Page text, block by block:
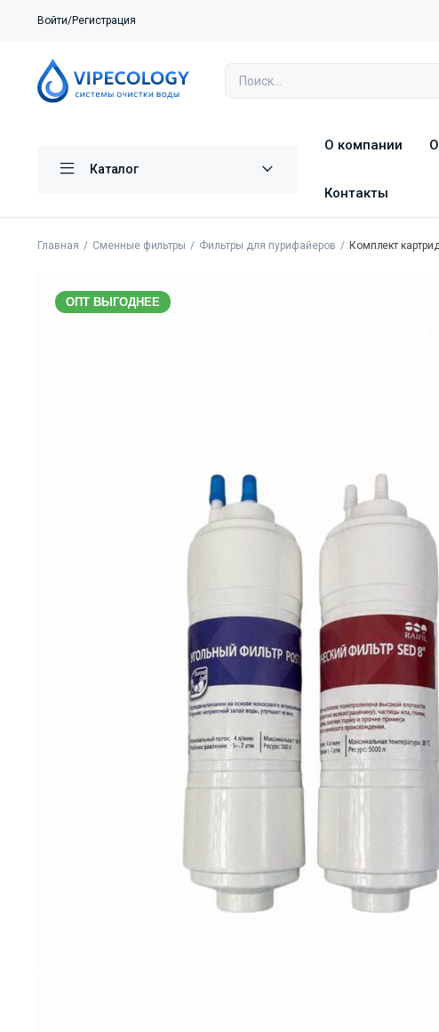
Войти/Регистрация
Каталог
О компании
Контакты
Главная Сменные фильтры Фильтры для пурифайеров Комплект
ОПТ ВЫГОДНЕЕ